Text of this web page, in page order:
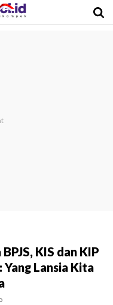
KIS dan KIP
Lansia Kita